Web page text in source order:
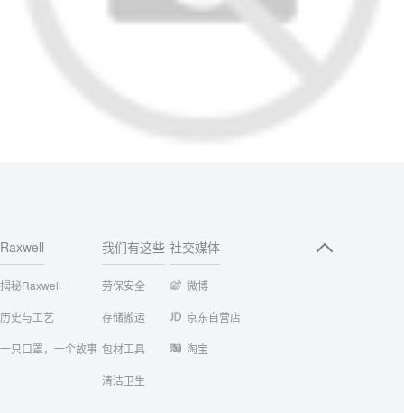
Raxwell
揭秘Raxwell
历史与工艺
一只口罩，一个故事
我们有这些
劳保安全
存储搬运
包材工具
清洁卫生
社交媒体
微博
京东自营店
淘宝